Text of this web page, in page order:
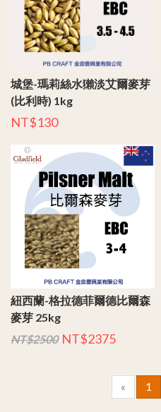
城堡-瑪莉絲水獺淡艾爾麥芽
(比利時) 1kg
NT$130
紐西蘭-格拉德菲爾德比爾森
麥芽 25kg
NT$2500 NT$2375
« 1